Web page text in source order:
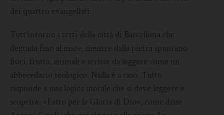
dei quattro evangelisti.
Tutt’intorno i tetti della città di Barcellona che
degrada fino al mare, mentre dalla pietra spuntano
fiori, frutta, animali e scritte da leggere come un
abbecedario teologico. Nulla è a caso. Tutto
risponde a una logica morale che si deve leggere e
scoprire. «Fatto per la Gloria di Dio», come disse